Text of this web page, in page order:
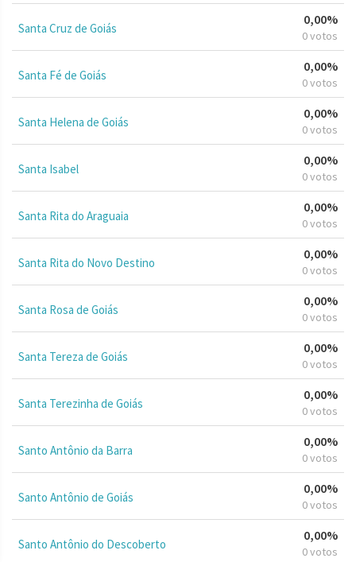
Santa Cruz de Goiás
0,00%
0 votos
Santa Fé de Goiás
0,00%
0 votos
Santa Helena de Goiás
0,00%
0 votos
Santa Isabel
0,00%
0 votos
Santa Rita do Araguaia
0,00%
0 votos
Santa Rita do Novo Destino
0,00%
0 votos
Santa Rosa de Goiás
0,00%
0 votos
Santa Tereza de Goiás
0,00%
0 votos
Santa Terezinha de Goiás
0,00%
0 votos
Santo Antônio da Barra
0,00%
0 votos
Santo Antônio de Goiás
0,00%
0 votos
Santo Antônio do Descoberto
0,00%
0 votos